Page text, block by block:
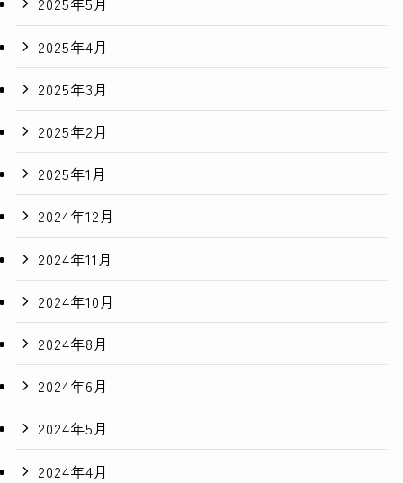
2025年4月
2025年3月
2025年2月
2025年1月
2024年12月
2024年11月
2024年10月
2024年8月
2024年6月
2024年5月
2024年4月